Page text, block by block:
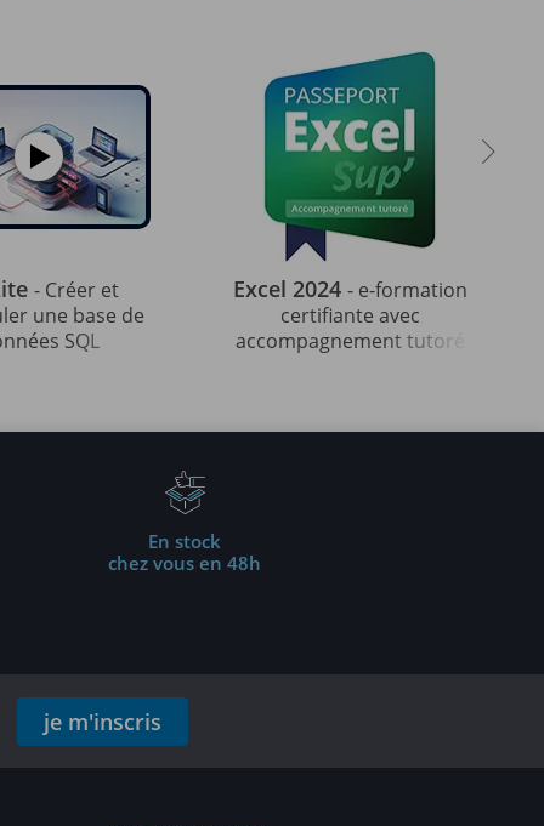
- Créer et
une base de
SQL
Excel 2024 - e-formation
certifiante avec
accompagnement tutoré
En stock
chez vous en 48h
je m'inscris